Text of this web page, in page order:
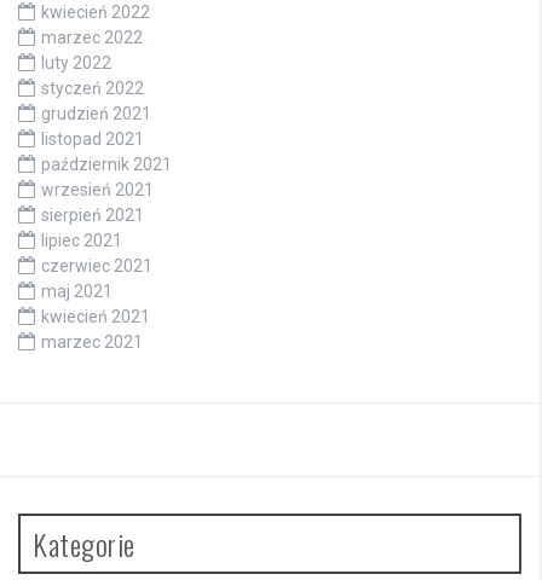
kwiecień 2022
marzec 2022
luty 2022
styczeń 2022
grudzień 2021
listopad 2021
październik 2021
wrzesień 2021
sierpień 2021
lipiec 2021
czerwiec 2021
maj 2021
kwiecień 2021
marzec 2021
Kategorie